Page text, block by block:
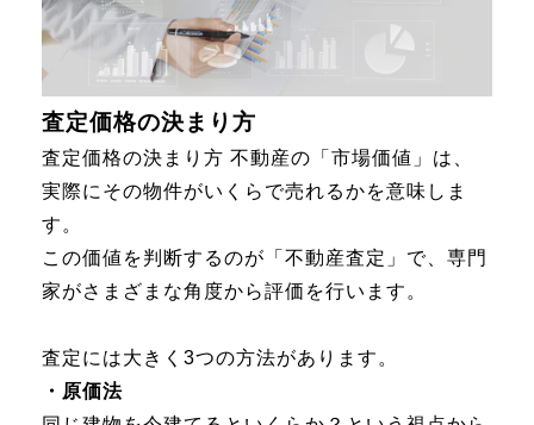
査定価格の決まり方
査定価格の決まり方 不動産の「市場価値」は、
実際にその物件がいくらで売れるかを意味しま
す。
この価値を判断するのが「不動産査定」で、専門
家がさまざまな角度から評価を行います。
査定には大きく3つの方法があります。
・原価法